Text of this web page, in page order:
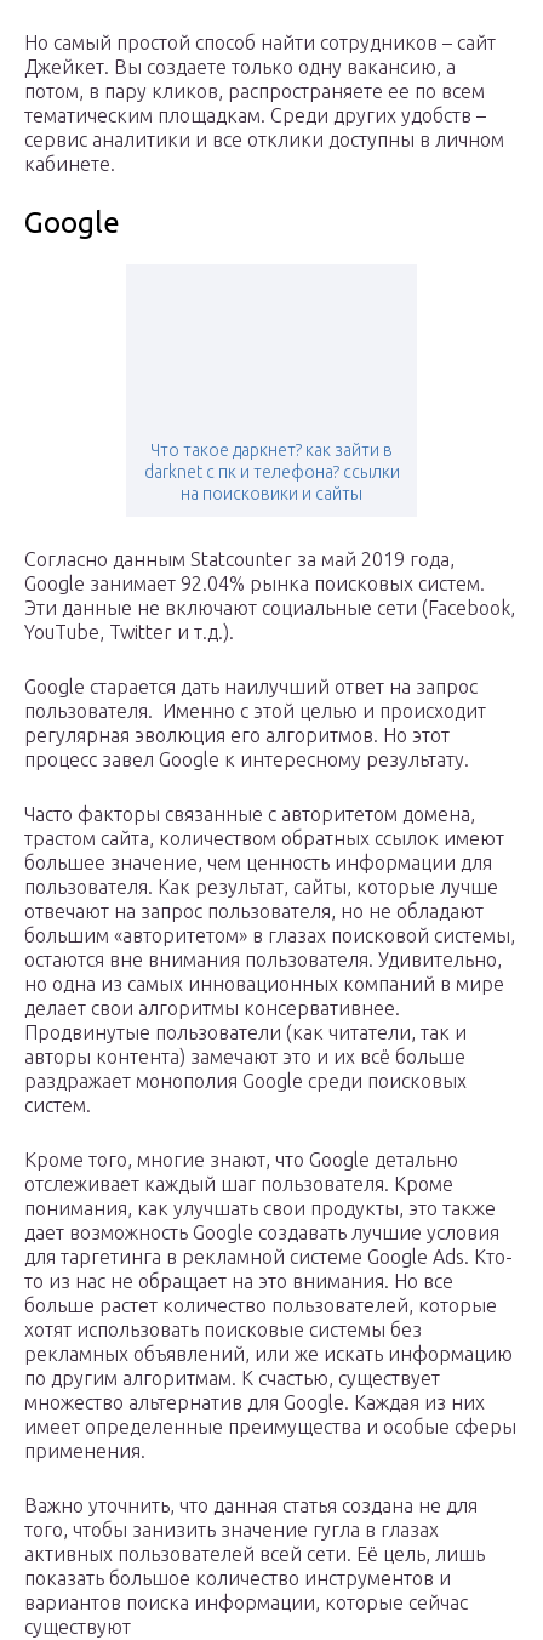
Но самый простой способ найти сотрудников – сайт
Джейкет. Вы создаете только одну вакансию, а
потом, в пару кликов, распространяете ее по всем
тематическим площадкам. Среди других удобств –
сервис аналитики и все отклики доступны в личном
кабинете.
Google
Что такое даркнет? как зайти в
darknet с пк и телефона? ссылки
на поисковики и сайты
Согласно данным Statcounter за май 2019 года,
Google занимает 92.04% рынка поисковых систем.
Эти данные не включают социальные сети (Facebook,
YouTube, Twitter и т.д.).
Google старается дать наилучший ответ на запрос
пользователя. Именно с этой целью и происходит
регулярная эволюция его алгоритмов. Но этот
процесс завел Google к интересному результату.
Часто факторы связанные с авторитетом домена,
трастом сайта, количеством обратных ссылок имеют
большее значение, чем ценность информации для
пользователя. Как результат, сайты, которые лучше
отвечают на запрос пользователя, но не обладают
большим «авторитетом» в глазах поисковой системы,
остаются вне внимания пользователя. Удивительно,
но одна из самых инновационных компаний в мире
делает свои алгоритмы консервативнее.
Продвинутые пользователи (как читатели, так и
авторы контента) замечают это и их всё больше
раздражает монополия Google среди поисковых
систем.
Кроме того, многие знают, что Google детально
отслеживает каждый шаг пользователя. Кроме
понимания, как улучшать свои продукты, это также
дает возможность Google создавать лучшие условия
для таргетинга в рекламной системе Google Ads. Кто-
то из нас не обращает на это внимания. Но все
больше растет количество пользователей, которые
хотят использовать поисковые системы без
рекламных объявлений, или же искать информацию
по другим алгоритмам. К счастью, существует
множество альтернатив для Google. Каждая из них
имеет определенные преимущества и особые сферы
применения.
Важно уточнить, что данная статья создана не для
того, чтобы занизить значение гугла в глазах
активных пользователей всей сети. Её цель, лишь
показать большое количество инструментов и
вариантов поиска информации, которые сейчас
существуют